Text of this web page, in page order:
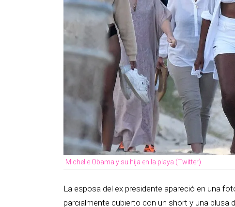
Michelle Obama y su hija en la playa (Twitter).
La esposa del ex presidente apareció en una
parcialmente cubierto con un short y una blusa